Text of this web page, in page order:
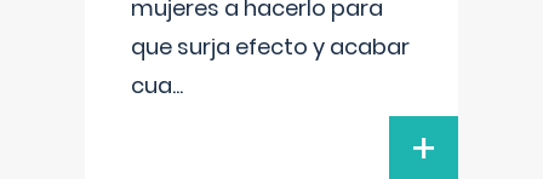
mujeres a hacerlo para
que surja efecto y acabar
cua...
+